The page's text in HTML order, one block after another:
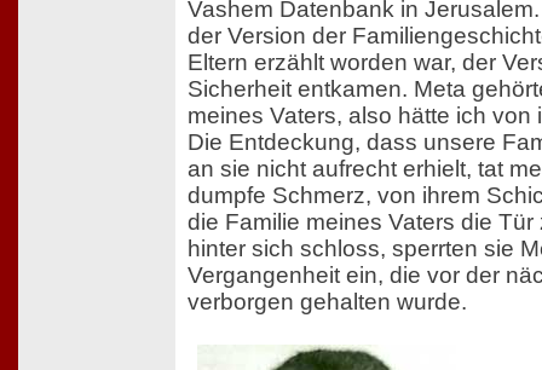
Vashem Datenbank in
der Version der
Eltern erzählt worden war, der
Sicherheit entkamen. Meta
meines Vaters, also hätte ich von
Die Entdeckung, dass unsere
an sie nicht aufrecht erhielt, tat
dumpfe Schmerz, von ihrem
die Familie meines Vaters die
hinter sich schloss, sperrten sie
Vergangenheit ein, die vor der
verborgen gehalten wurde.